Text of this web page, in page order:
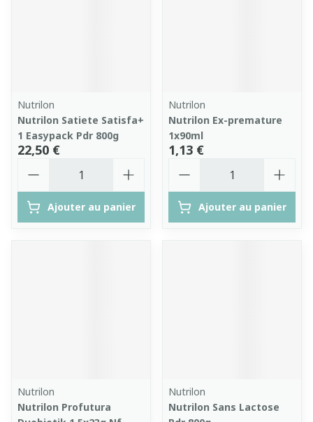
Nutrilon
Nutrilon Satiete Satisfa+
1 Easypack Pdr 800g
22,50 €
Ajouter au panier
Nutrilon
Nutrilon Ex-premature
1x90ml
1,13 €
Ajouter au panier
Nutrilon
Nutrilon Profutura
Nutrilon
Nutrilon Sans Lactose